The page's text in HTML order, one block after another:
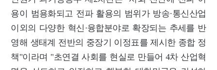
용이 범용화되고 전파 활용의 범위가 방송·통신산업
이외의 다양한 혁신·융합분야로 확장되는 추세를 반
영해 생태계 전반의 중장기 이정표를 제시한 종합 정
책"이라며 "초연결 사회를 현실로 만들어 4차 산업혁